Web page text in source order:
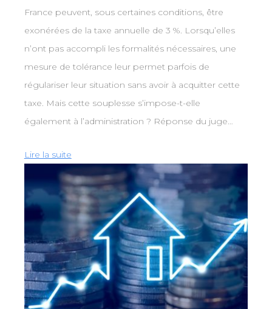
France peuvent, sous certaines conditions, être
exonérées de la taxe annuelle de 3 %. Lorsqu’elles
n’ont pas accompli les formalités nécessaires, une
mesure de tolérance leur permet parfois de
régulariser leur situation sans avoir à acquitter cette
taxe. Mais cette souplesse s’impose-t-elle
également à l’administration ? Réponse du juge…
Lire la suite